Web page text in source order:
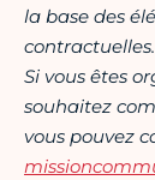
la base des
contractuelles.
Si vous êtes
souhaitez
vous pouvez